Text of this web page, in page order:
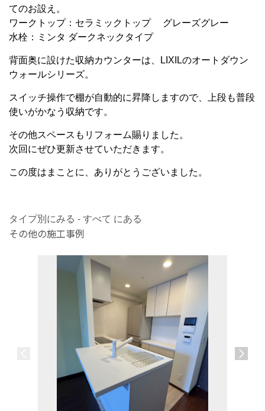
てのお設え。
ワークトップ：セラミックトップ グレーズグレー
水栓：ミンタ ダークネックタイプ
背面奥に設けた収納カウンターは、LIXILのオートダウン
ウォールシリーズ。
スイッチ操作で棚が自動的に昇降しますので、上段も普段
使いがかなう収納です。
その他スペースもリフォーム賜りました。
次回にぜひ更新させていただきます。
この度はまことに、ありがとうございました。
タイプ別にみる - すべて にある
その他の施工事例